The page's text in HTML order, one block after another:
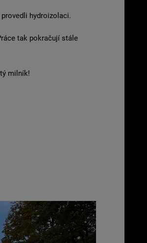
hydroizolaci.
tak pokračují stále
milník!